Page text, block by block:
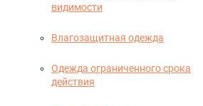
видимости
Влагозащитная одежда
Одежда ограниченного срока
действия